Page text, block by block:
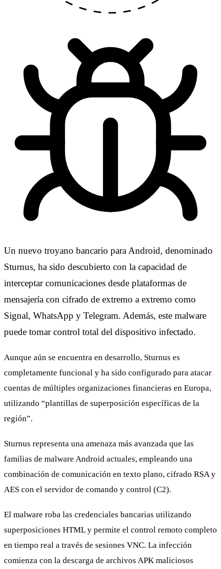
Un nuevo troyano bancario para Android, denominado
Sturnus, ha sido descubierto con la capacidad de
interceptar comunicaciones desde plataformas de
mensajería con cifrado de extremo a extremo como
Signal, WhatsApp y Telegram. Además, este malware
puede tomar control total del dispositivo infectado.
Aunque aún se encuentra en desarrollo, Sturnus es
completamente funcional y ha sido configurado para atacar
cuentas de múltiples organizaciones financieras en Europa,
utilizando “plantillas de superposición específicas de la
región”.
Sturnus representa una amenaza más avanzada que las
familias de malware Android actuales, empleando una
combinación de comunicación en texto plano, cifrado RSA y
AES con el servidor de comando y control (C2).
El malware roba las credenciales bancarias utilizando
superposiciones HTML y permite el control remoto completo
en tiempo real a través de sesiones VNC. La infección
comienza con la descarga de archivos APK maliciosos